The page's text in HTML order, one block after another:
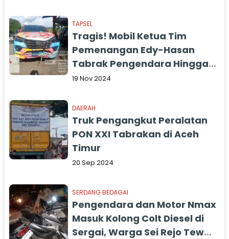
TAPSEL
Tragis! Mobil Ketua Tim
Pemenangan Edy-Hasan
Tabrak Pengendara Hingga
Tewas di Tapsel
19 Nov 2024
DAERAH
Truk Pengangkut Peralatan
PON XXI Tabrakan di Aceh
Timur
20 Sep 2024
SERDANG BEDAGAI
Pengendara dan Motor Nmax
Masuk Kolong Colt Diesel di
Sergai, Warga Sei Rejo Tewas